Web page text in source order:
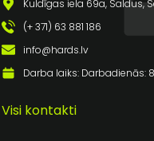
Kuldīgas iela 69a, Saldus,
(+ 371) 63 881 186
info@hards.lv
Darba laiks: Darbadienās:
Visi kontakti